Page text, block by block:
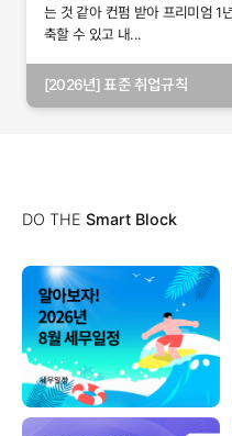
는 것 같아 컨펌 받아 프리미엄 1
축할 수 있고 내...
[2026년] 표준 취업규칙
DO THE Smart Block